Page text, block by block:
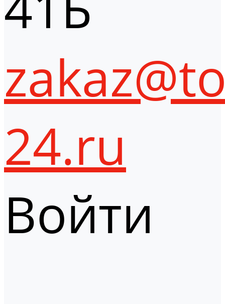
24.ru
Войти